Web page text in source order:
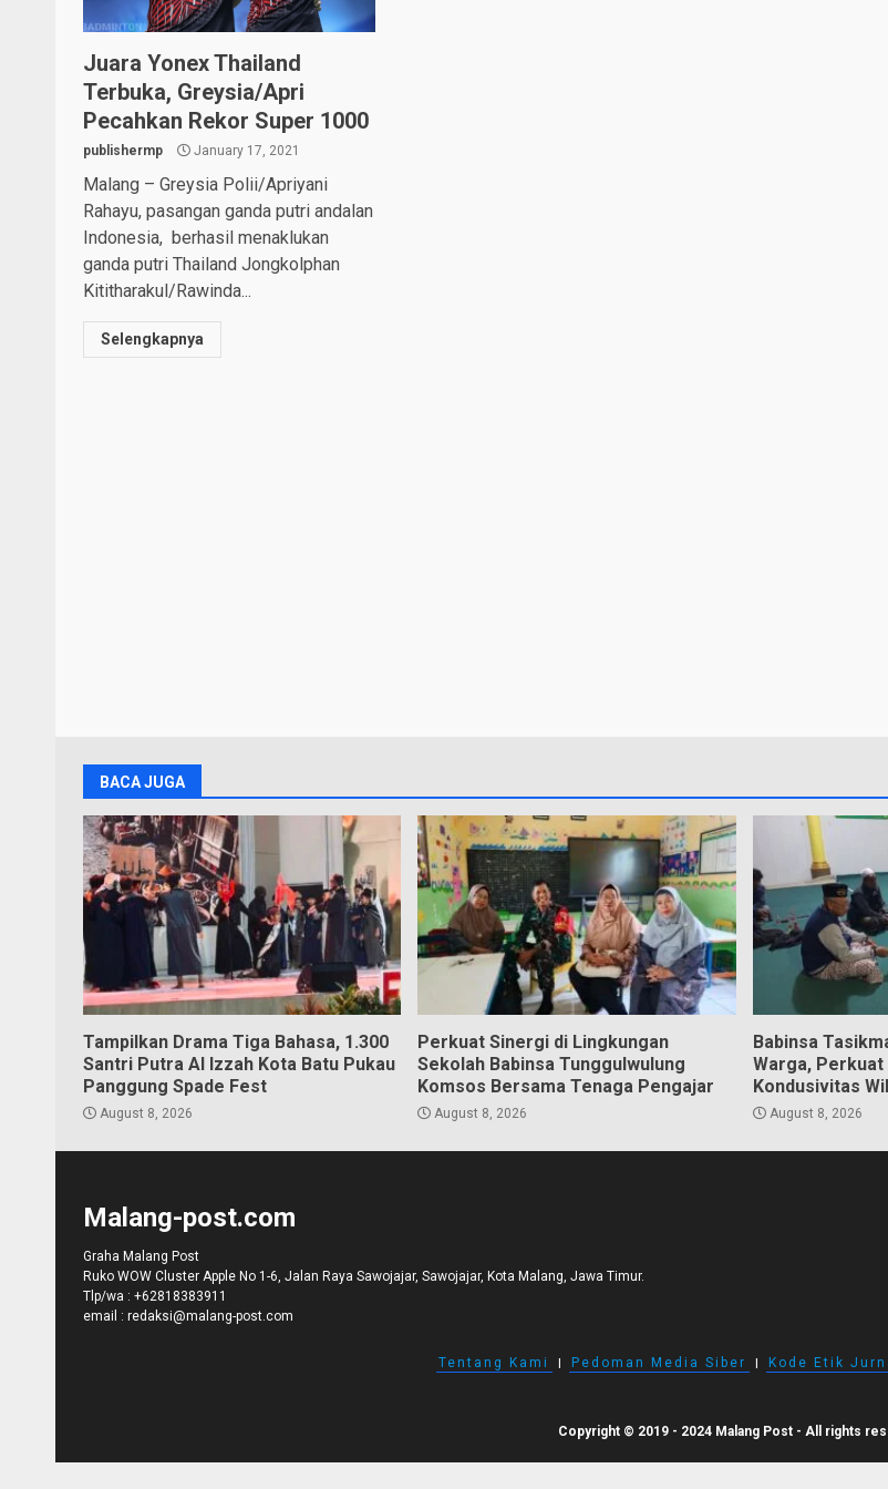
Juara Yonex Thailand
Terbuka, Greysia/Apri
Pecahkan Rekor Super 1000
publishermp January 17, 2021
Malang – Greysia Polii/Apriyani
Rahayu, pasangan ganda putri andalan
Indonesia, berhasil menaklukan
ganda putri Thailand Jongkolphan
Kititharakul/Rawinda...
Selengkapnya
BACA JUGA
Tampilkan Drama Tiga Bahasa, 1.300
Santri Putra Al Izzah Kota Batu Pukau
Panggung Spade Fest
August 8, 2026
Perkuat Sinergi di Lingkungan
Sekolah Babinsa Tunggulwulung
Komsos Bersama Tenaga Pengajar
August 8, 2026
Babinsa
Warga, Perkuat
Kondusivitas
August 8, 2026
Malang-post.com
Graha Malang Post
Ruko WOW Cluster Apple No 1-6, Jalan Raya Sawojajar, Sawojajar, Kota Malang, Jawa Timur.
Tlp/wa : +62818383911
email : redaksi@malang-post.com
Tentang Kami I Pedoman Media Siber I Kode Etik
Copyright © 2019 - 2024 Malang Post - All rights